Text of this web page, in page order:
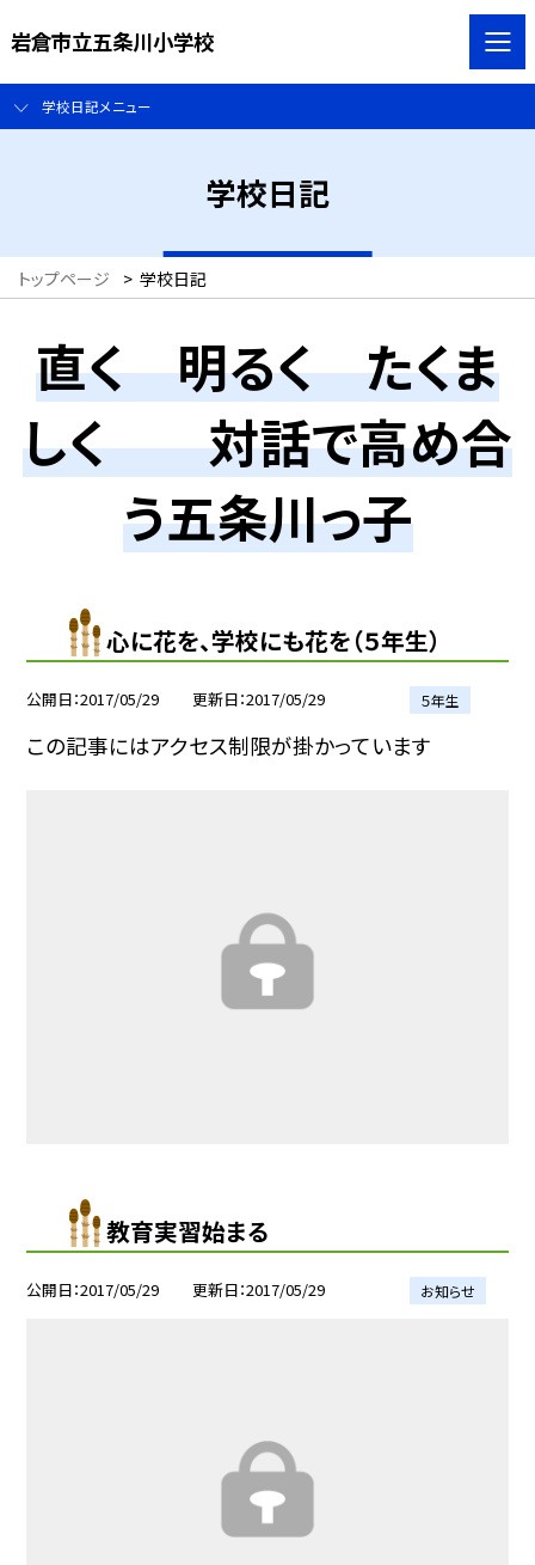
岩倉市立五条川小学校
学校日記メニュー
学校日記
トップページ > 学校日記
直く 明るく たくま
しく 対話で高め合
う五条川っ子
心に花を、学校にも花を（５年生）
公開日 2017/05/29 更新日 2017/05/29 ５年生
この記事にはアクセス制限が掛かっています
教育実習始まる
公開日 2017/05/29 更新日 2017/05/29 お知らせ